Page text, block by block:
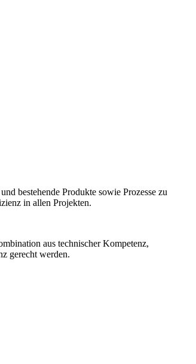
bestehende Produkte sowie Prozesse zu
in allen Projekten.
aus technischer Kompetenz,
gerecht werden.